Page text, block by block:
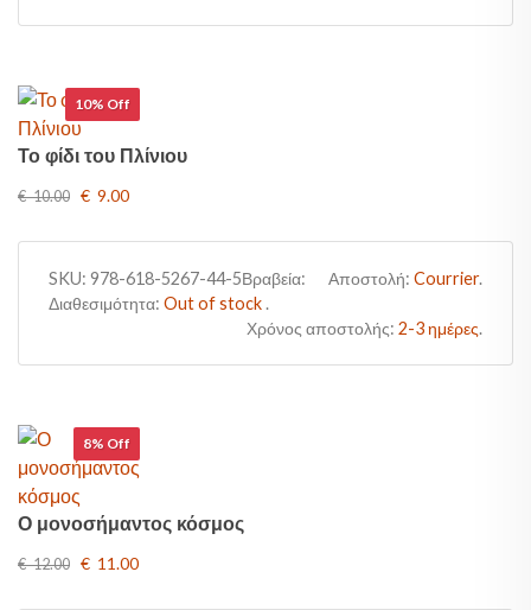
10% Off
Το φίδι του Πλίνιου
€ 10.00 € 9.00
SKU: 978-618-5267-44-5Βραβεία: Αποστολή: Courrier.
Διαθεσιμότητα: Out of stock.
Χρόνος αποστολής: 2-3 ημέρες.
8% Off
Ο μονοσήμαντος κόσμος
€ 12.00 € 11.00